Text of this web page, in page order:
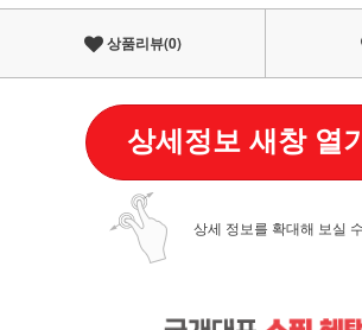
상품리뷰(0)
상세정보 새창 열
상세 정보를 확대해 보실